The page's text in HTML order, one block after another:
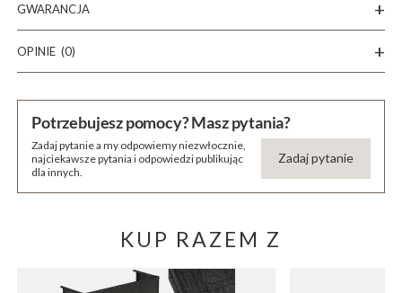
GWARANCJA
OPINIE (0)
Potrzebujesz pomocy? Masz pytania?
Zadaj pytanie a my odpowiemy niezwłocznie,
najciekawsze pytania i odpowiedzi publikując
dla innych.
Zadaj pytanie
KUP RAZEM Z